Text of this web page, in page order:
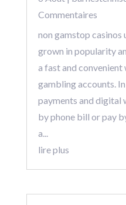
Commentaires
non gamstop casinos
grown in popularity
a fast and
gambling accounts.
payments and digital
by phone bill or pay
a...
lire plus